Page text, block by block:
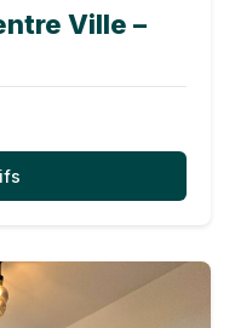
Ville –